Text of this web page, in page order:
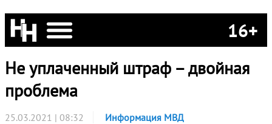
16+
Не уплаченный штраф – двойная
проблема
25.03.2021 | 08:32 Информация МВД